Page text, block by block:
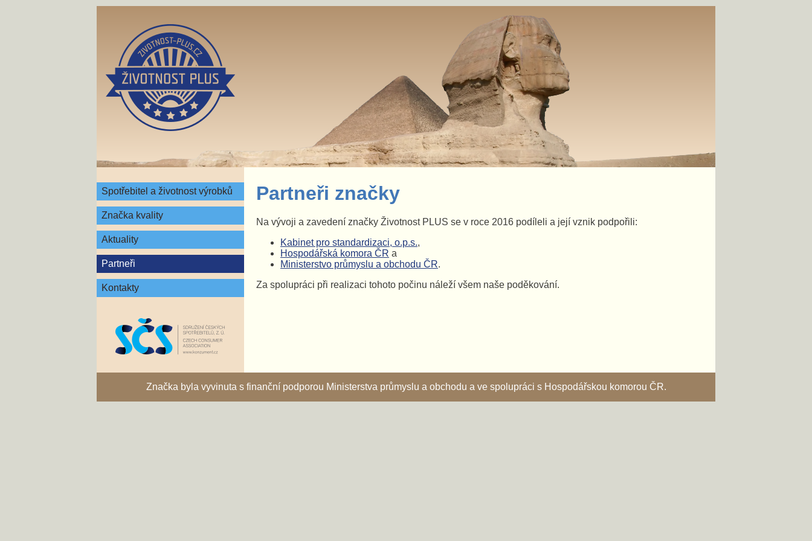
Spotřebitel a životnost výrobků
Značka kvality
Aktuality
Partneři
Kontakty
Partneři značky
Na vývoji a zavedení značky Životnost PLUS se v roce 2016 podíleli a její vznik podpořili:
Kabinet pro standardizaci, o.p.s.,
Hospodářská komora ČR a
Ministerstvo průmyslu a obchodu ČR.
Za spolupráci při realizaci tohoto počinu náleží všem naše poděkování.
Značka byla vyvinuta s finanční podporou Ministerstva průmyslu a obchodu a ve spolupráci s Hospodářskou komorou ČR.